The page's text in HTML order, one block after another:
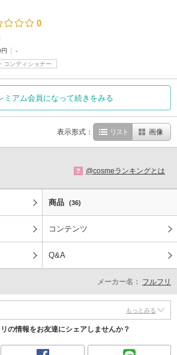
0
-
コンディショナー
ミアム会員になって続きをみる
表示形式： リスト 画像
? @cosmeランキングとは
商品 (36)
コンテンツ
Q&A
メーカー名： フルフリ
もっとみる
の情報をお友達にシェアしませんか？